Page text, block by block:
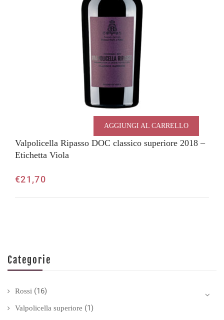
Categorie
Rossi (16)
Valpolicella superiore (1)
Valpolicella Ripasso DOC classico superiore 2018 –
Etichetta Viola
€21,70
AGGIUNGI AL CARRELLO